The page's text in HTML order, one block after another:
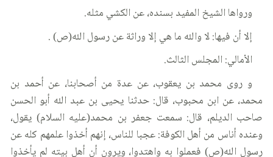
ورواها الشيخ المفيد بسنده، عن الكشي مثله.
إلا أن فيها: لا والله ما هي إلا وراثة عن رسول الله(ص) .
الأمالي: المجلس الثالث.
و روى محمد بن يعقوب، عن عدة من أصحابنا، عن أحمد بن
محمد، عن ابن محبوب، قال: حدثنا يحيى بن عبد الله أبو الحسن
صاحب الديلم، قال: سمعت جعفر بن محمد(عليه السلام) يقول،
وعنده أناس من أهل الكوفة: عجبا للناس، إنهم أخذوا علمهم كله عن
رسول الله(ص) فعملوا به واهتدوا، ويرون أن أهل بيته لم يأخذوا